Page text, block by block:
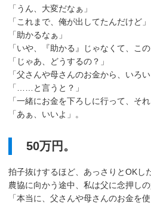
「うん、大変だなぁ」
「これまで、俺が出してたんだけど」
「助かるなぁ」
「いや、『助かる』じゃなくて、こ
「じゃあ、どうするの？」
「父さんや母さんのお金から、いろ
「……と言うと？」
「一緒にお金を下ろしに行って、そ
「あぁ、いいよ」。
50万円。
拍子抜けするほど、あっさりとOKし
農協に向かう途中、私は父に念押しの
「本当に、父さんや母さんのお金を